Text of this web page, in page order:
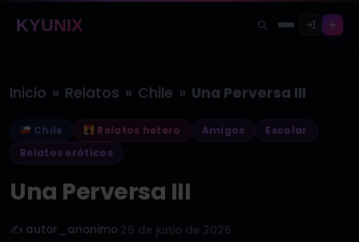
KYUNIX
Inicio » Relatos » Chile » Una Perversa III
Chile Relatos hetero Amigos
Escolar
Relatos eróticos
Una Perversa III
✍️ autor_anonimo 26 de junio de 2026